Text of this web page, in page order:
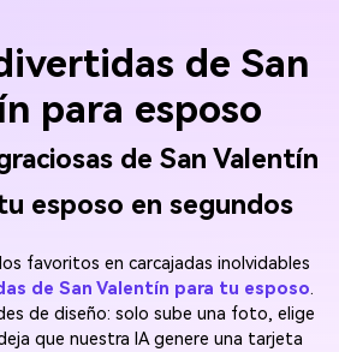
de San
para esposo
de San Valentín
esposo en segundos
favoritos en carcajadas inolvidables
de San Valentín para tu esposo.
de diseño: solo sube una foto, elige
que nuestra IA genere una tarjeta